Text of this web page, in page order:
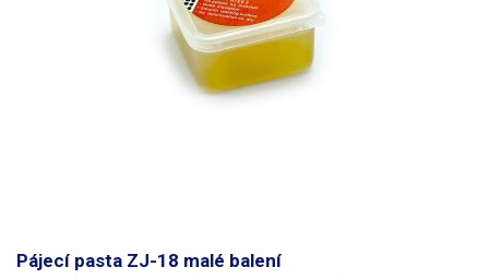
Pájecí pasta ZJ-18 malé balení